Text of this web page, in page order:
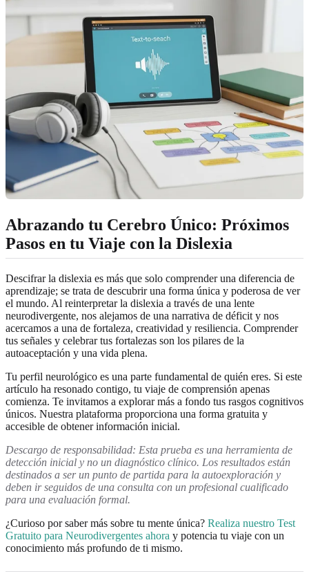
Abrazando tu Cerebro Único: Próximos
Pasos en tu Viaje con la Dislexia
Descifrar la dislexia es más que solo comprender una diferencia de
aprendizaje; se trata de descubrir una forma única y poderosa de ver
el mundo. Al reinterpretar la dislexia a través de una lente
neurodivergente, nos alejamos de una narrativa de déficit y nos
acercamos a una de fortaleza, creatividad y resiliencia. Comprender
tus señales y celebrar tus fortalezas son los pilares de la
autoaceptación y una vida plena.
Tu perfil neurológico es una parte fundamental de quién eres. Si este
artículo ha resonado contigo, tu viaje de comprensión apenas
comienza. Te invitamos a explorar más a fondo tus rasgos cognitivos
únicos. Nuestra plataforma proporciona una forma gratuita y
accesible de obtener información inicial.
Descargo de responsabilidad: Esta prueba es una herramienta de
detección inicial y no un diagnóstico clínico. Los resultados están
destinados a ser un punto de partida para la autoexploración y
deben ir seguidos de una consulta con un profesional cualificado
para una evaluación formal.
¿Curioso por saber más sobre tu mente única? Realiza nuestro Test
Gratuito para Neurodivergentes ahora y potencia tu viaje con un
conocimiento más profundo de ti mismo.